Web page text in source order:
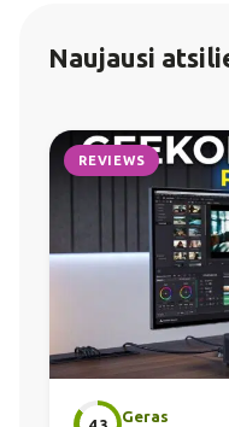
Naujausi
REVIEWS
Geras